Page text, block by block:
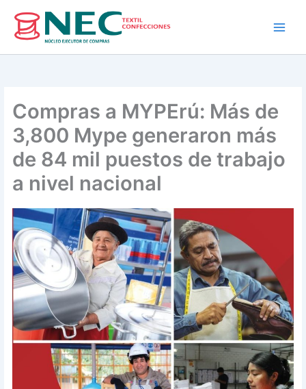
content
Compras a MYPErú: Más de
3,800 Mype generaron más
de 84 mil puestos de trabajo
a nivel nacional